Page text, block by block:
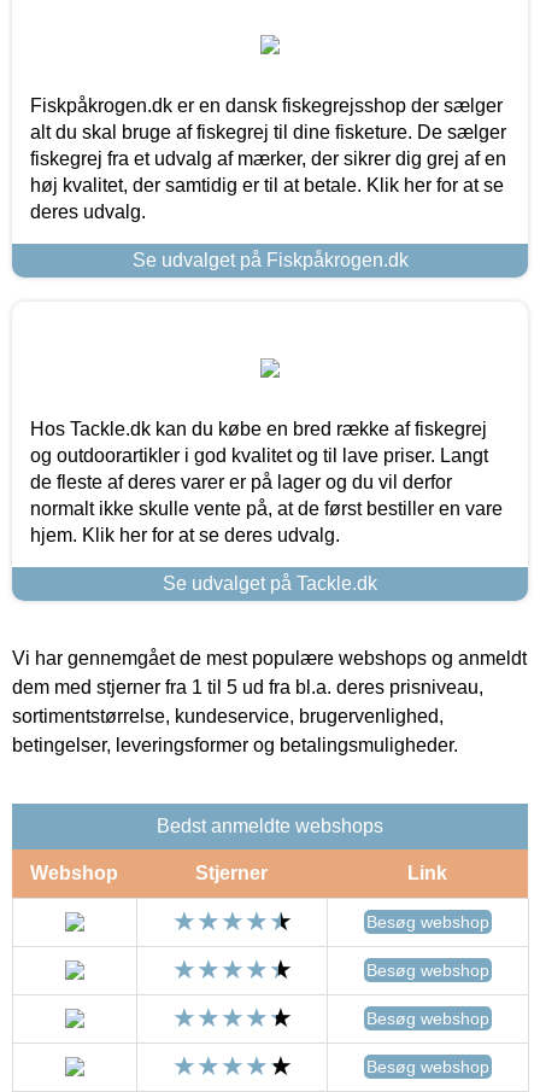
Fiskpåkrogen.dk er en dansk fiskegrejsshop der sælger
alt du skal bruge af fiskegrej til dine fisketure. De sælger
fiskegrej fra et udvalg af mærker, der sikrer dig grej af en
høj kvalitet, der samtidig er til at betale. Klik her for at se
deres udvalg.
Se udvalget på Fiskpåkrogen.dk
Hos Tackle.dk kan du købe en bred række af fiskegrej
og outdoorartikler i god kvalitet og til lave priser. Langt
de fleste af deres varer er på lager og du vil derfor
normalt ikke skulle vente på, at de først bestiller en vare
hjem. Klik her for at se deres udvalg.
Se udvalget på Tackle.dk
Vi har gennemgået de mest populære webshops og anmeldt
dem med stjerner fra 1 til 5 ud fra bl.a. deres prisniveau,
sortimentstørrelse, kundeservice, brugervenlighed,
betingelser, leveringsformer og betalingsmuligheder.
Bedst anmeldte webshops
Webshop Stjerner Link
Besøg webshop
Besøg webshop
Besøg webshop
Besøg webshop